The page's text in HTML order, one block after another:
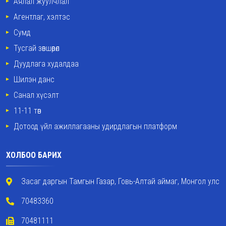
Агентлаг, хэлтэс
Сумд
Тусгай зөвшөөрөл
Дуудлага худалдаа
Шилэн данс
Санал хүсэлт
11-11 төв
Дотоод үйл ажиллагааны удирдлагын платформ
ХОЛБОО БАРИХ
Засаг даргын Тамгын Газар, Говь-Алтай аймаг, Монгол улс
70483360
70481111